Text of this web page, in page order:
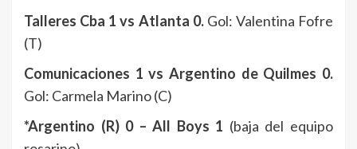
Talleres Cba 1 vs Atlanta 0.Gol: Valentina Fofre
(T)
Comunicaciones 1 vs Argentino de Quilmes 0.
Gol: Carmela Marino (C)
*Argentino (R) 0 – All Boys 1 (baja del equipo